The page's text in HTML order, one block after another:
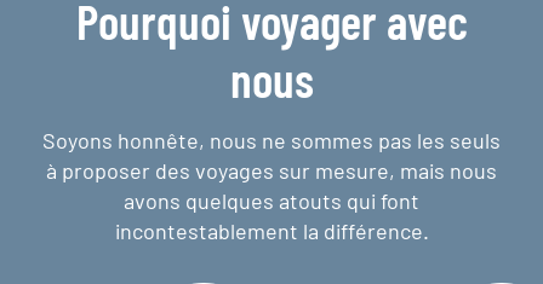
Pourquoi voyager avec
nous
Soyons honnête, nous ne sommes pas les seuls
à proposer des voyages sur mesure, mais nous
avons quelques atouts qui font
incontestablement la différence.